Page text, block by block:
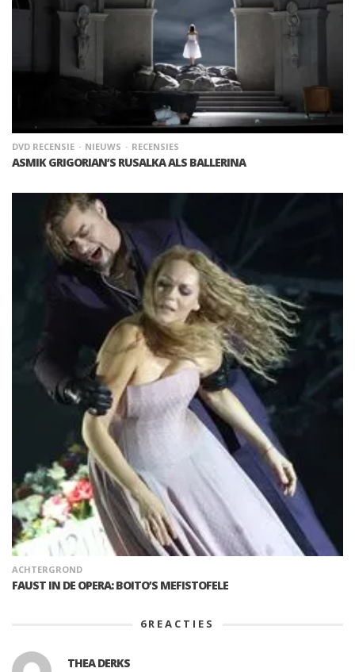
DVD RECENSIE NIEUWS RECENSIES
ASMIK GRIGORIAN’S RUSALKA ALS BALLERINA
ACHTERGROND
FAUST IN DE OPERA: BOITO’S MEFISTOFELE
6REACTIES
THEA DERKS